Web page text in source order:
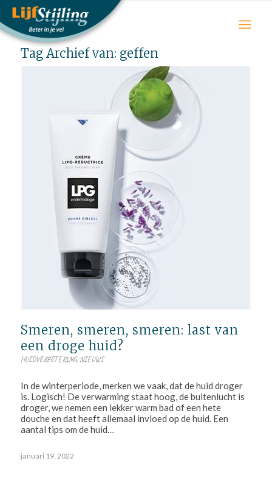
Tag Archief van: geffen
Smeren, smeren, smeren: last van
een droge huid?
HUIDVERBETERING, NIEUWS
In de winterperiode, merken we vaak, dat de huid droger
is. Logisch! De verwarming staat hoog, de buitenlucht is
droger, we nemen een lekker warm bad of een hete
douche en dat heeft allemaal invloed op de huid. Een
aantal tips om de huid…
januari 19, 2022